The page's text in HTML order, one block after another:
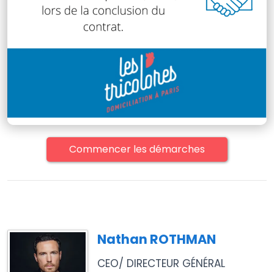
Commencer les démarches
Nathan ROTHMAN
CEO/ DIRECTEUR GÉNÉRAL